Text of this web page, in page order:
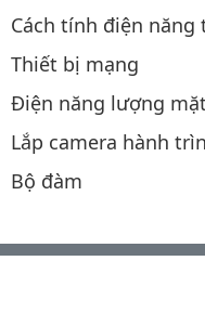
Cách tính điện năng
Thiết bị mạng
Điện năng lượng
Lắp camera hành
Bộ đàm